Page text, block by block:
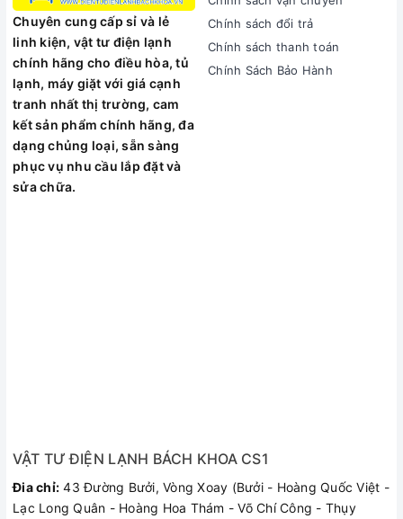
xử lý triệt để tận gốc mọi lỗi hư hỏng, mang lại sự an
tâm tuyệt đối cho gia đình bạn.
Sửa Chữa Trên Bình Nóng
Lạnh Ariston
Chuyên cung cấp sỉ và lẻ
linh kiện, vật tư điện lạnh
chính hãng cho điều hòa, tủ
lạnh, máy giặt với giá cạnh
tranh nhất thị trường, cam
kết sản phẩm chính hãng, đa
dạng chủng loại, sẵn sàng
phục vụ nhu cầu lắp đặt và
sửa chữa.
Chính sách đổi trả
Chính sách thanh toán
Chính Sách Bảo Hành
VẬT TƯ ĐIỆN LẠNH BÁCH KHOA CS1
Đia chỉ: 43 Đường Bưởi, Vòng Xoay (Bưởi - Hoàng Quốc Việt -
Lạc Long Quân - Hoàng Hoa Thám - Võ Chí Công - Thụy